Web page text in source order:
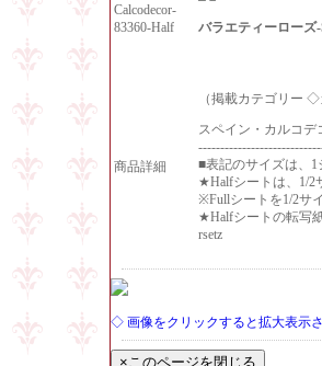
Calcodecor-
83360-Half
バラエティーロー
商品詳細
（掲載カテゴリー
スペイン・カルコ
■表記のサイズは、
★Halfシートは、1/2
※Fullシートを1/2サ
★Halfシートの転写
rsetz
◇ 画像をクリックすると拡大表示さ